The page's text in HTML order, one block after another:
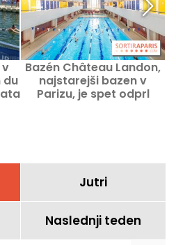
du
Bazén Château Landon,
najstarejši bazen v
Parizu, je spet odprl
Jutri
Naslednji teden